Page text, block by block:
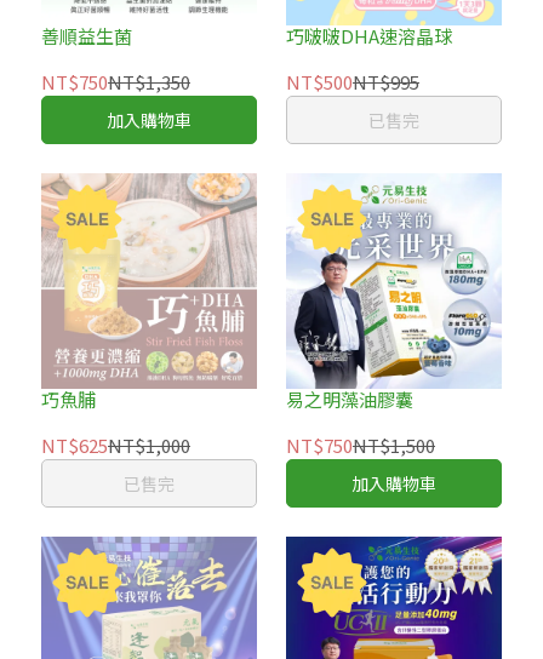
善順益生菌
NT$750NT$1,350
加入購物車
巧啵啵DHA速溶晶球
NT$500NT$995
已售完
巧魚脯
NT$625NT$1,000
已售完
易之明藻油膠囊
NT$750NT$1,500
加入購物車